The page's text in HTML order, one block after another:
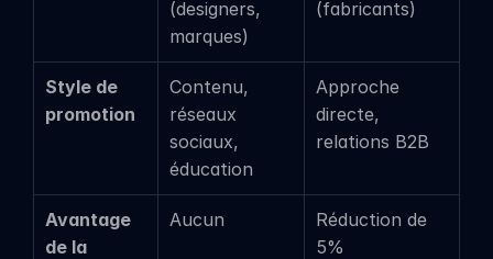
(designers,
marques)
(fabricants)
Style de
promotion
Contenu,
réseaux
sociaux,
éducation
Approche
directe,
relations B2B
Avantage
de la
Aucun
Réduction de
5%